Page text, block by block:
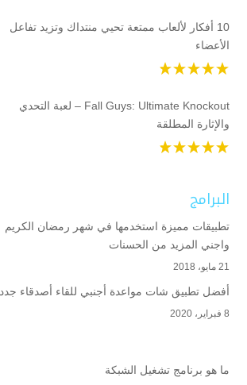
10 أفكار لألعاب ممتعة تحيي منتداك وتزيد تفاعل
الأعضاء
Fall Guys: Ultimate Knockout – لعبة التحدي
والإثارة المطلقة
البرامج
تطبيقات مميزة استخدمها في شهر رمضان الكريم
واجني المزيد من الحسنات
21 مايو، 2018
أفضل تطبيق شات مواعدة أجنبي للقاء أصدقاء جدد
8 فبراير، 2020
ما هو برنامج تشغيل الشبكة